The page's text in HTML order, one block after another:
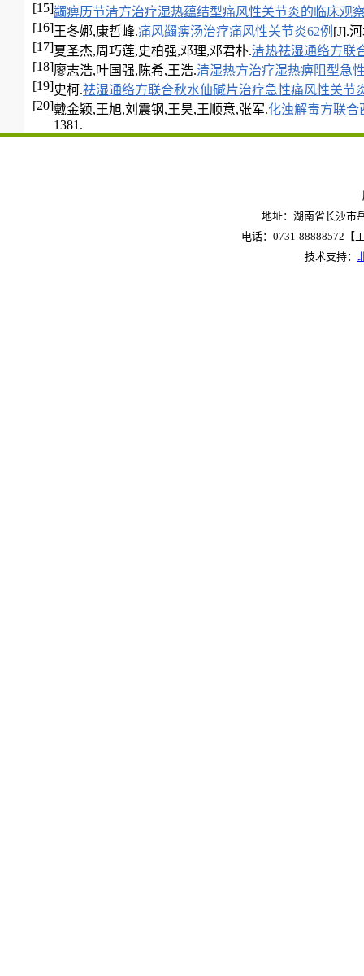
[15]蠲痹历节清方治疗湿热蕴结型痛风性关节炎的临床观
[16]王冬娜,康哲峰.痛风蠲痹汤治疗痛风性关节炎62例 [J].
[17]夏圣杰,周巧莲,史柏强,邓理,邓君朴.清热祛湿通络方联
[18]廖志浩,叶国强,陈希,王浩.清湿热方治疗湿热痹阻型急
[19]史柯.祛湿通络方联合秋水仙碱片治疗急性痛风性关节
[20]戴金颖,王旭,刘震钢,王昊,王顺意,张军.化浊解毒方联合
1381.
地址：湖南省长沙市
电话：0731-88888572【
技术支持：